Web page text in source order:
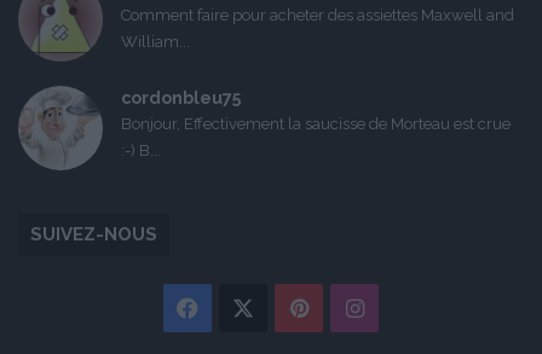
Comment faire pour acheter des assiettes Maxwell and
William...
cordonbleu75
Bonjour, Effectivement la saucisse de Morteau est crue
:-) B...
SUIVEZ-NOUS
Facebook PinterestInstagram